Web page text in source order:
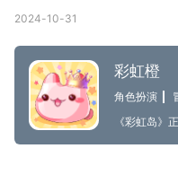
2024-10-31